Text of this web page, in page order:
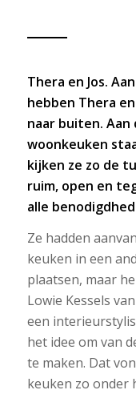
Thera en Jos.
hebben Thera
naar buiten. Aan
woonkeuken
kijken ze zo de
ruim, open en
alle
Ze hadden
keuken in een
plaatsen, maar
Lowie Kessels
een
het idee om van
te maken. Dat
keuken zo onder